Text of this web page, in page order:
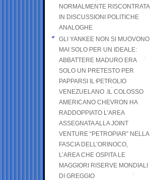
NORMALMENTE RISCONTRATA
IN DISCUSSIONI POLITICHE
ANALOGHE
GLI YANKEE NON SI MUOVONO
MAI SOLO PER UN IDEALE:
ABBATTERE MADURO ERA
SOLO UN PRETESTO PER
PAPPARSI IL PETROLIO
VENEZUELANO .IL COLOSSO
AMERICANO CHEVRON HA
RADDOPPIATO L’AREA
ASSEGNATA ALLA JOINT
VENTURE “PETROPIAR” NELLA
FASCIA DELL’ORINOCO,
L’AREA CHE OSPITA LE
MAGGIORI RISERVE MONDIALI
DI GREGGIO